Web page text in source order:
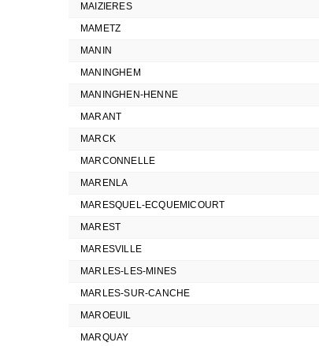
MAIZIERES
MAMETZ
MANIN
MANINGHEM
MANINGHEN-HENNE
MARANT
MARCK
MARCONNELLE
MARENLA
MARESQUEL-ECQUEMICOURT
MAREST
MARESVILLE
MARLES-LES-MINES
MARLES-SUR-CANCHE
MAROEUIL
MARQUAY